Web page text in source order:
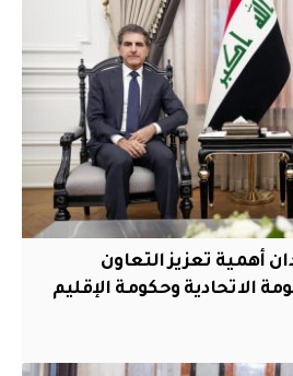
أهمية تعزيز التعاون
الاتحادية وحكومة الإقليم